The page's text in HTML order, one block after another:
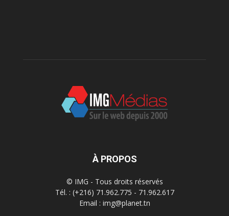
À PROPOS
© IMG - Tous droits réservés
Tél. : (+216) 71.962.775 - 71.962.617
Email : img@planet.tn